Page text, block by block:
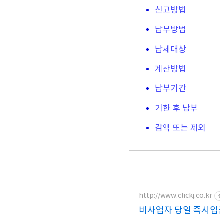
신고방법
납부방법
납세대상
계산방법
납부기간
기한 후 납부
감액 또는 제외
http://www.clickj.co.kr
비사업자 당일 즉시